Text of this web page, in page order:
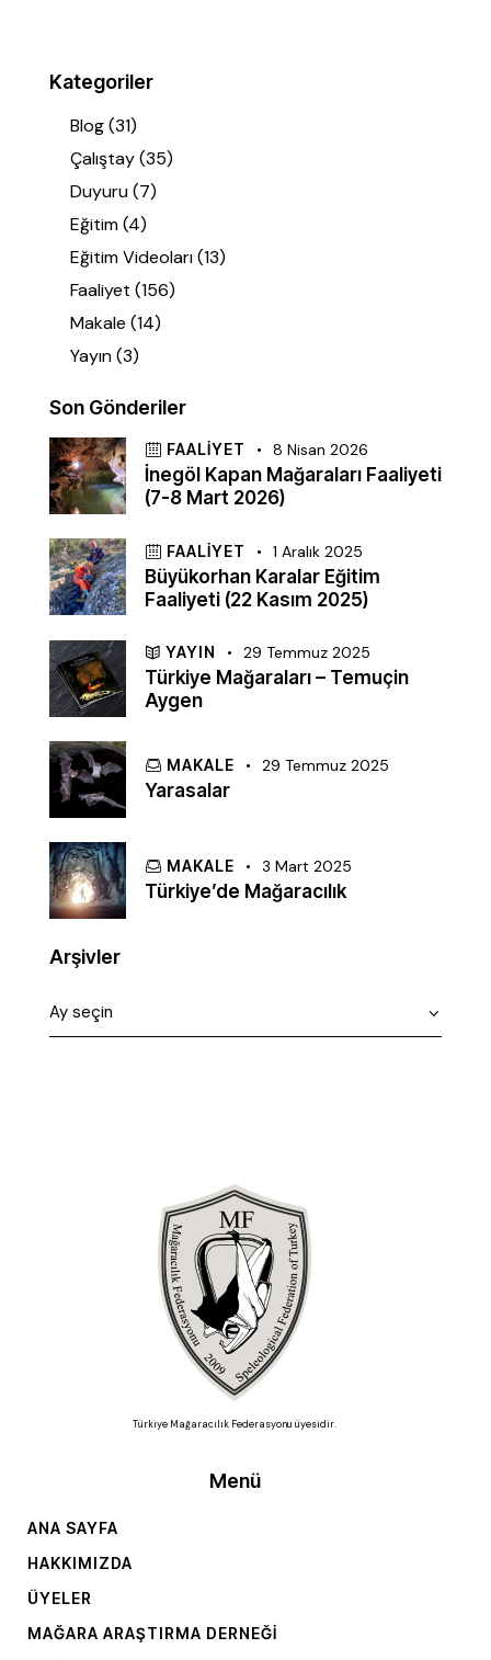
Kategoriler
Blog(31)
Çalıştay(35)
Duyuru(7)
Eğitim(4)
Eğitim Videoları(13)
Faaliyet (156)
Makale (14)
Yayın(3)
Son Gönderiler
FAALIYET 8 Nisan 2026
İnegöl Kapan Mağaraları Faaliyeti
(7-8 Mart 2026)
FAALIYET 1 Aralık 2025
Büyükorhan Karalar Eğitim
Faaliyeti (22 Kasım 2025)
YAYIN 29 Temmuz 2025
Türkiye Mağaraları – Temuçin
Aygen
MAKALE 29 Temmuz 2025
Yarasalar
MAKALE 3 Mart 2025
Türkiye’de Mağaracılık
Arşivler
Türkiye Mağaracılık Federasyonu üyesidir.
Menü
ANA SAYFA
HAKKIMIZDA
ÜYELER
MAĞARA ARAŞTIRMA DERNEĞI